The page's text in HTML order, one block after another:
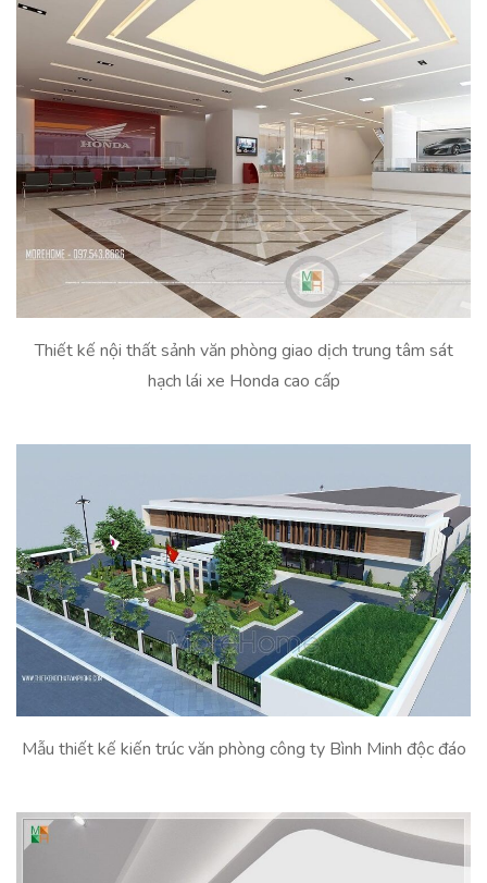
Thiết kế nội thất sảnh văn phòng giao dịch trung tâm sát
hạch lái xe Honda cao cấp
Mẫu thiết kế kiến trúc văn phòng công ty Bình Minh độc đáo